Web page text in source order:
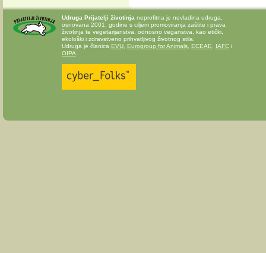
Udruga Prijatelji životinja neprofitna je nevladina udruga,
osnovana 2001. godine s ciljem promoviranja zaštite i prava
životinja te vegetarijanstva, odnosno veganstva, kao etički,
ekološki i zdravstveno prihvatljivog životnog stila.
Udruga je članica EVU, Eurogroup for Animals, ECEAE IAFCi
OIPA